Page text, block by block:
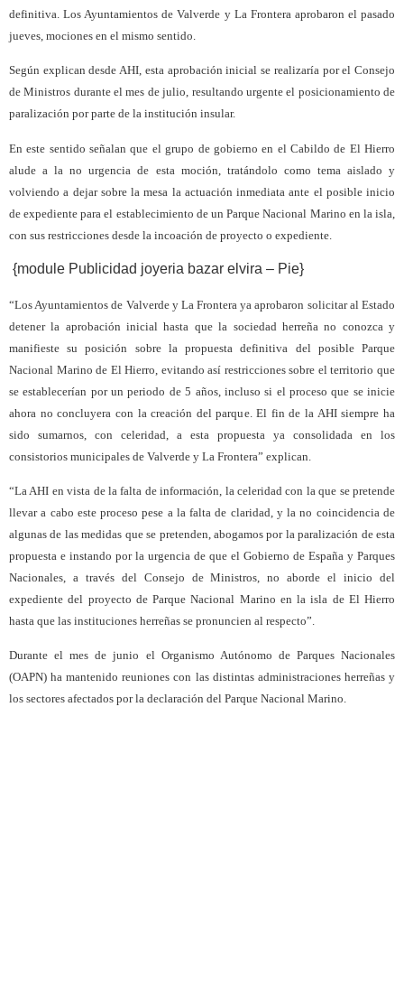
definitiva. Los Ayuntamientos de Valverde y La Frontera aprobaron el pasado
jueves, mociones en el mismo sentido.
Según explican desde AHI, esta aprobación inicial se realizaría por el Consejo
de Ministros durante el mes de julio, resultando urgente el posicionamiento de
paralización por parte de la institución insular.
En este sentido señalan que el grupo de gobierno en el Cabildo de El Hierro
alude a la no urgencia de esta moción, tratándolo como tema aislado y
volviendo a dejar sobre la mesa la actuación inmediata ante el posible inicio
de expediente para el establecimiento de un Parque Nacional Marino en la isla,
con sus restricciones desde la incoación de proyecto o expediente.
{module Publicidad joyeria bazar elvira – Pie}
“Los Ayuntamientos de Valverde y La Frontera ya aprobaron solicitar al Estado
detener la aprobación inicial hasta que la sociedad herreña no conozca y
manifieste su posición sobre la propuesta definitiva del posible Parque
Nacional Marino de El Hierro, evitando así restricciones sobre el territorio que
se establecerían por un periodo de 5 años, incluso si el proceso que se inicie
ahora no concluyera con la creación del parque. El fin de la AHI siempre ha
sido sumarnos, con celeridad, a esta propuesta ya consolidada en los
consistorios municipales de Valverde y La Frontera” explican.
“La AHI en vista de la falta de información, la celeridad con la que se pretende
llevar a cabo este proceso pese a la falta de claridad, y la no coincidencia de
algunas de las medidas que se pretenden, abogamos por la paralización de esta
propuesta e instando por la urgencia de que el Gobierno de España y Parques
Nacionales, a través del Consejo de Ministros, no aborde el inicio del
expediente del proyecto de Parque Nacional Marino en la isla de El Hierro
hasta que las instituciones herreñas se pronuncien al respecto”.
Durante el mes de junio el Organismo Autónomo de Parques Nacionales
(OAPN) ha mantenido reuniones con las distintas administraciones herreñas y
los sectores afectados por la declaración del Parque Nacional Marino.